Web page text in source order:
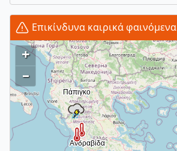
Επικίνδυνα καιρικά φαινόμενα
+
–